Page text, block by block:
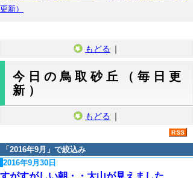
更新）
もどる ｜
今日の鳥取砂丘（毎日更
新）
もどる ｜
「 2016年9月 」で絞込み
2016年9月30日
すがすがしい朝・・大山が見えました